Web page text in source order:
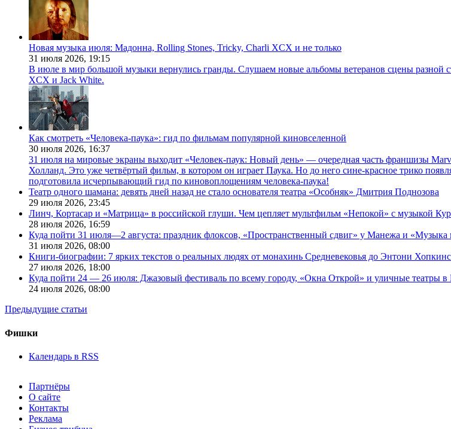
Новая музыка июля: Мадонна, Rolling Stones, Tricky, Charli XCX и не только
31 июля 2026, 19:15
В июле в мир большой музыки вернулись гранды. Слушаем новые альбомы ветеранов сцены
XCX и Jack White.
Как смотреть «Человека-паука»: гид по фильмам популярной киновселенной
30 июля 2026, 16:37
31 июля на мировые экраны выходит «Человек-паук: Новый день» — очередная часть франшизы
Холланд. Это уже четвёртый фильм, в котором он играет Паука. Но до него сине-красное трико
подготовила исчерпывающий гид по киновоплощениям человека-паука!
Театр одного шамана: девять дней назад не стало основателя театра «Особняк» Дмитрия Поднозова
29 июля 2026, 23:45
Линч, Кортасар и «Матрица» в российской глуши. Чем цепляет мультфильм «Непокой» с музыкой
28 июля 2026, 16:59
Куда пойти 31 июля—2 августа: праздник флоксов, «Пространственный сдвиг» у Манежа и «Музыка
31 июля 2026, 08:00
Книги-биографии: 7 ярких текстов о реальных людях от монахинь Средневековья до Энтони
27 июля 2026, 18:00
Куда пойти 24 — 26 июля: Джазовый фестиваль по всему городу, «Окна Открой» и уличные театры
24 июля 2026, 08:00
Предыдущие статьи
Фишки
Календарь в RSS
Партнёры
О сайте
Контакты
Реклама